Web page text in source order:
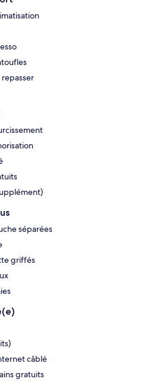
repasser
séparées
griffés
câblé
gratuits